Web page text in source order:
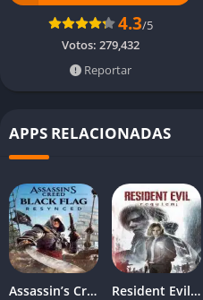
4.3/5
Votos: 279,432
Reportar
APPS RELACIONADAS
Assassin’s Creed Black Flag Resynced Resident Evil Requiem